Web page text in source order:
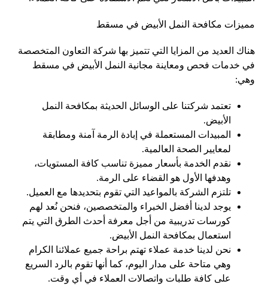
مميزات مكافحة النمل الأبيض في مسقط
هناك العديد من المزايا التي تتميز بها شركة التعاون المتخصصة
في خدمات فحص ومعاينة مجانية النمل الأبيض في مسقط
وهي:
تعتمد شركتنا على الوسائل الحديثة بمكافحة النمل
الأبيض.
المبيدات المستعملة في إبادة الرمة آمنة ومطابقة
لمعايير الصحة العالمية.
نقدم الخدمة بأسعار مميزة تناسب كافة المستويات،
وهدفها الأول هو القضاء على الرمة.
تلتزم الشركة بالمواعيد التي تقوم بتحديدها مع العميل.
يوجد لدينا أفضل الخبراء والمتخصصين، فنحن نُعد لهم
كورسات تدريبية من أجل معرفة أحدث الطرق التي يتم
استعمال بمكافحة النمل الأبيض.
نحن لدينا خدمة عملاء تهتم براحة جميع عملائنا الكرام
وهي متاحة على مدار اليوم، كما أنها تقوم بالرد السريع
على كافة طلبات واتصالات العملاء في أي وقت.